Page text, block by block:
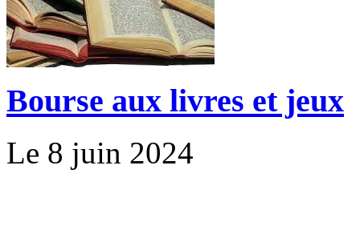
Bourse aux livres et jeux
Le 8 juin 2024